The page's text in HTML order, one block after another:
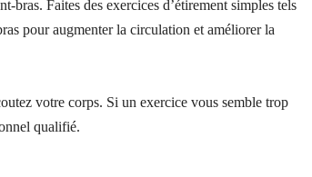
bras. Faites des exercices d’étirement simples tels
pour augmenter la circulation et améliorer la
votre corps. Si un exercice vous semble trop
qualifié.